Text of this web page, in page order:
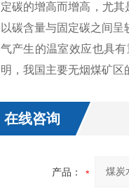
定碳的增高而增高，尤
以碳含量与固定碳之间
气产生的温室效应也具
明，我国主要无烟煤矿区
在线咨询
产品：